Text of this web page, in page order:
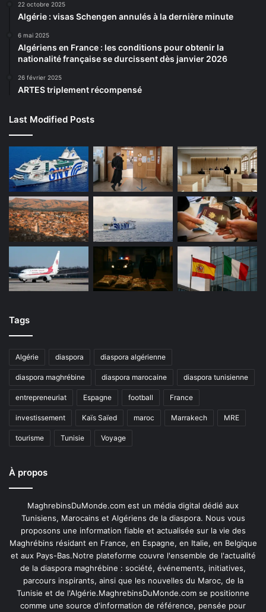
22 octobre 2025
Algérie : visas Schengen annulés à la dernière minute
6 mai 2025
Algériens en France : les conditions pour obtenir la
nationalité française se durcissent dès janvier 2026
26 février 2025
ARTES triplement récompensé
Last Modified Posts
Tags
Algérie diaspora diaspora algérienne
diaspora maghrébine diaspora marocaine diaspora tunisienne
entrepreneuriat Espagne football France
investissement Kaïs Saïed maroc Marrakech MRE
tourisme Tunisie Voyage
À propos
MaghrebinsDuMonde.com est un média digital dédié aux
Tunisiens, Marocains et Algériens de la diaspora. Nous vous
proposons une information fiable et actualisée sur la vie des
Maghrébins résidant en France, en Espagne, en Italie, en Belgique
et aux Pays-Bas.Notre plateforme couvre l'ensemble de l'actualité
de la diaspora maghrébine : société, événements, initiatives,
parcours inspirants, ainsi que les nouvelles du Maroc, de la
Tunisie et de l'Algérie.MaghrebinsDuMonde.com se positionne
comme une source d'information de référence, pensée pour